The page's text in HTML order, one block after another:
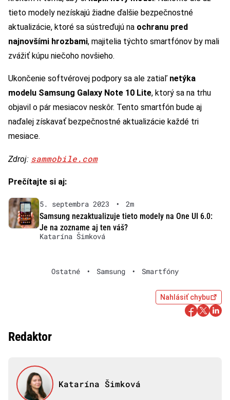
tieto modely nezískajú žiadne ďalšie bezpečnostné
aktualizácie, ktoré sa sústreďujú na ochranu pred
najnovšími hrozbami, majitelia týchto smartfónov by mali
zvážiť kúpu niečoho novšieho.
Ukončenie softvérovej podpory sa ale zatiaľ netýka
modelu Samsung Galaxy Note 10 Lite, ktorý sa na trhu
objavil o pár mesiacov neskôr. Tento smartfón bude aj
naďalej získavať bezpečnostné aktualizácie každé tri
mesiace.
Zdroj: sammobile.com
Prečítajte si aj:
5. septembra 2023 •
2m
Samsung nezaktualizuje tieto modely na One UI 6.0:
Je na zozname aj ten váš?
Katarína Šimková
Ostatné • Samsung • Smartfóny
Nahlásiť chybu
Redaktor
Katarína Šimková